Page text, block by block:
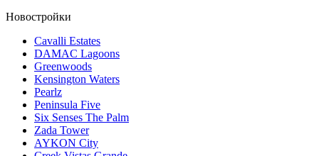
Новостройки
Cavalli Estates
DAMAC Lagoons
Greenwoods
Kensington Waters
Pearlz
Peninsula Five
Six Senses The Palm
Zada Tower
AYKON City